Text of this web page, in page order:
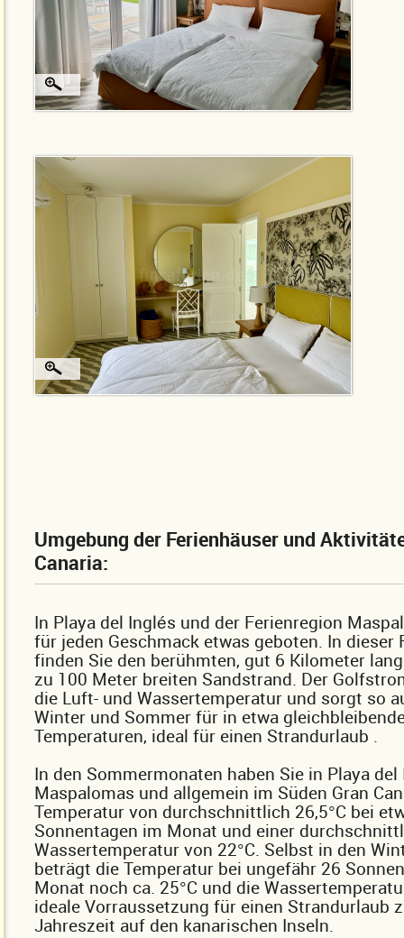
Umgebung der Ferienhäuser und
Canaria:
In Playa del Inglés und der Ferienregion
für jeden Geschmack etwas geboten. In dieser
finden Sie den berühmten, gut 6 Kilometer
zu 100 Meter breiten Sandstrand. Der
die Luft- und Wassertemperatur und sorgt so
Winter und Sommer für in etwa
Temperaturen, ideal für einen Strandurlaub .
In den Sommermonaten haben Sie in Playa del
Maspalomas und allgemein im Süden Gran
Temperatur von durchschnittlich 26,5°C bei
Sonnentagen im Monat und einer
Wassertemperatur von 22°C. Selbst in den
beträgt die Temperatur bei ungefähr 26
Monat noch ca. 25°C und die
ideale Vorraussetzung für einen Strandurlaub
Jahreszeit auf den kanarischen Inseln.